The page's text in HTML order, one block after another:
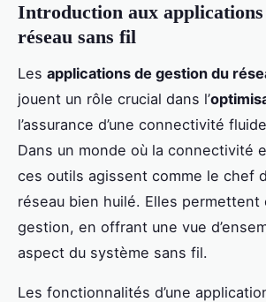
Introduction aux applications
réseau sans fil
Les applications de gestion du
jouent un rôle crucial dans l’
l’assurance d’une connectivité
Dans un monde où la connectivité
ces outils agissent comme le chef
réseau bien huilé. Elles permettent
gestion, en offrant une vue
aspect du système sans fil.
Les fonctionnalités d’une